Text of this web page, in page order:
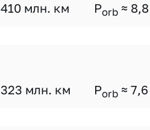
410 млн. км Porb ≈ 8,8
323 млн. км Porb ≈ 7,6